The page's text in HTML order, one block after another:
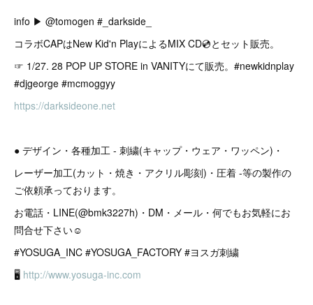
info ▶︎ @tomogen #_darkside_
コラボCAPはNew Kid'n PlayによるMIX CD💿とセット販売。
☞ 1/27. 28 POP UP STORE in VANITYにて販売。#newkidnplay
#djgeorge #mcmoggyy
https://darksideone.net
● デザイン・各種加工 - 刺繍(キャップ・ウェア・ワッペン)・
レーザー加工(カット・焼き・アクリル彫刻)・圧着 -等の製作の
ご依頼承っております。
お電話・LINE(@bmk3227h)・DM・メール・何でもお気軽にお
問合せ下さい☺︎
#YOSUGA_INC #YOSUGA_FACTORY #ヨスガ刺繍
🖥 http://www.yosuga-inc.com